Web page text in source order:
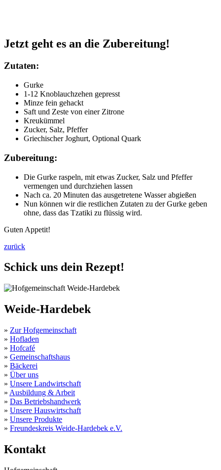
Jetzt geht es an die Zubereitung!
Zutaten:
Gurke
1-12 Knoblauchzehen gepresst
Minze fein gehackt
Saft und Zeste von einer Zitrone
Kreukümmel
Zucker, Salz, Pfeffer
Griechischer Joghurt, Optional Quark
Zubereitung:
Die Gurke raspeln, mit etwas Zucker, Salz und Pfeffer
vermengen und durchziehen lassen
Nach ca. 20 Minuten das ausgetretene Wasser abgießen
Nun können wir die restlichen Zutaten zu der Gurke geben
ohne, dass das Tzatiki zu flüssig wird.
Guten Appetit!
zurück
Schick uns dein Rezept!
Weide-Hardebek
» Zur Hofgemeinschaft
» Hofladen
» Hofcafé
» Gemeinschaftshaus
» Bäckerei
» Über uns
» Unsere Landwirtschaft
» Ausbildung & Arbeit
» Das Betriebshandwerk
» Unsere Hauswirtschaft
» Unsere Produkte
» Freundeskreis Weide-Hardebek e.V.
Kontakt